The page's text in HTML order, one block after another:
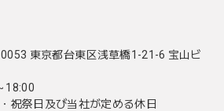
東京都台東区浅草橋1-21-6 宝山ビ
18:00
祝祭日及び当社が定める休日